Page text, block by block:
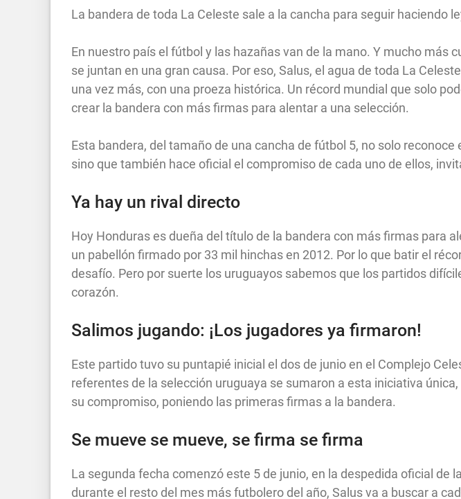
La bandera de toda La Celeste sale a la cancha para seguir haciendo
En nuestro país el fútbol y las hazañas van de la mano. Y mucho más
se juntan en una gran causa. Por eso, Salus, el agua de toda La
una vez más, con una proeza histórica. Un récord mundial que solo
crear la bandera con más firmas para alentar a una selección.
Esta bandera, del tamaño de una cancha de fútbol 5, no solo reconoce
sino que también hace oficial el compromiso de cada uno de ellos,
Ya hay un rival directo
Hoy Honduras es dueña del título de la bandera con más firmas para
un pabellón firmado por 33 mil hinchas en 2012. Por lo que batir el
desafío. Pero por suerte los uruguayos sabemos que los partidos
corazón.
Salimos jugando: ¡Los jugadores ya firmaron!
Este partido tuvo su puntapié inicial el dos de junio en el Complejo
referentes de la selección uruguaya se sumaron a esta iniciativa
su compromiso, poniendo las primeras firmas a la bandera.
Se mueve se mueve, se firma se firma
La segunda fecha comenzó este 5 de junio, en la despedida oficial de
durante el resto del mes más futbolero del año, Salus va a buscar a